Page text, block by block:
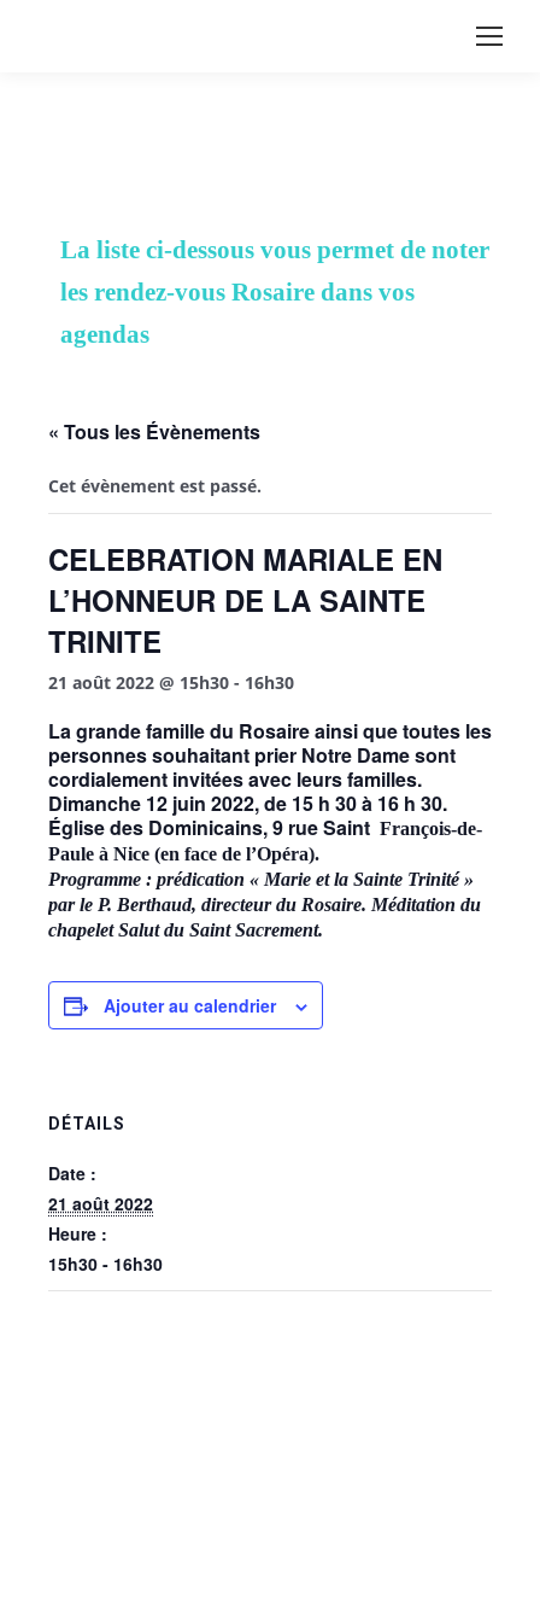
La liste ci-dessous vous permet de noter
les rendez-vous Rosaire dans vos
agendas
« Tous les Évènements
Cet évènement est passé.
CELEBRATION MARIALE EN
L’HONNEUR DE LA SAINTE
TRINITE
21 août 2022 @ 15h30 - 16h30
La grande famille du Rosaire ainsi que toutes les
personnes souhaitant prier Notre Dame sont
cordialement invitées avec leurs familles.
Dimanche 12 juin 2022, de 15 h 30 à 16 h 30.
Église des Dominicains,9 rue Saint François-de-
Paule à Nice (en face de l’Opéra).
Programme : prédication « Marie et la Sainte Trinité »
par le P. Berthaud, directeur du Rosaire. Méditation du
chapeletSalut du Saint Sacrement.
Ajouter au calendrier
DÉTAILS
Date :
21 août 2022
Heure :
15h30 - 16h30